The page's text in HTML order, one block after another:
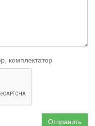
комплектатор
Отправить